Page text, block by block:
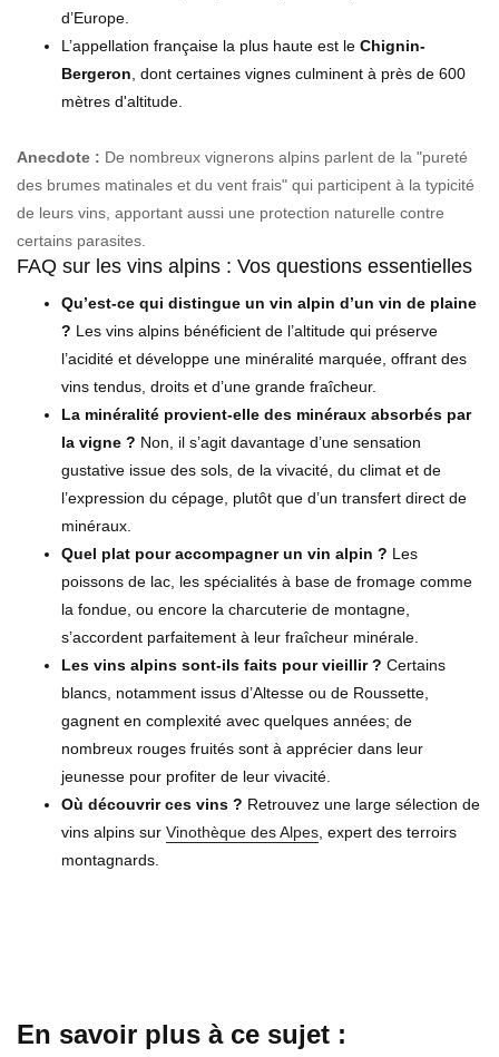
d’Europe.
L’appellation française la plus haute est le Chignin-
Bergeron , dont certaines vignes culminent à près de 600
mètres d'altitude.
Anecdote : De nombreux vignerons alpins parlent de la "pureté
des brumes matinales et du vent frais" qui participent à la typicité
de leurs vins, apportant aussi une protection naturelle contre
certains parasites.
FAQ sur les vins alpins : Vos questions essentielles
Qu’est-ce qui distingue un vin alpin d’un vin de plaine
? Les vins alpins bénéficient de l’altitude qui préserve
l’acidité et développe une minéralité marquée, offrant des
vins tendus, droits et d’une grande fraîcheur.
La minéralité provient-elle des minéraux absorbés par
la vigne ? Non, il s’agit davantage d’une sensation
gustative issue des sols, de la vivacité, du climat et de
l’expression du cépage, plutôt que d’un transfert direct de
minéraux.
Quel plat pour accompagner un vin alpin ? Les
poissons de lac, les spécialités à base de fromage comme
la fondue, ou encore la charcuterie de montagne,
s’accordent parfaitement à leur fraîcheur minérale.
Les vins alpins sont-ils faits pour vieillir ? Certains
blancs, notamment issus d’Altesse ou de Roussette,
gagnent en complexité avec quelques années; de
nombreux rouges fruités sont à apprécier dans leur
jeunesse pour profiter de leur vivacité.
Où découvrir ces vins ? Retrouvez une large sélection de
vins alpins sur Vinothèque des Alpes , expert des terroirs
montagnards.
En savoir plus à ce sujet :